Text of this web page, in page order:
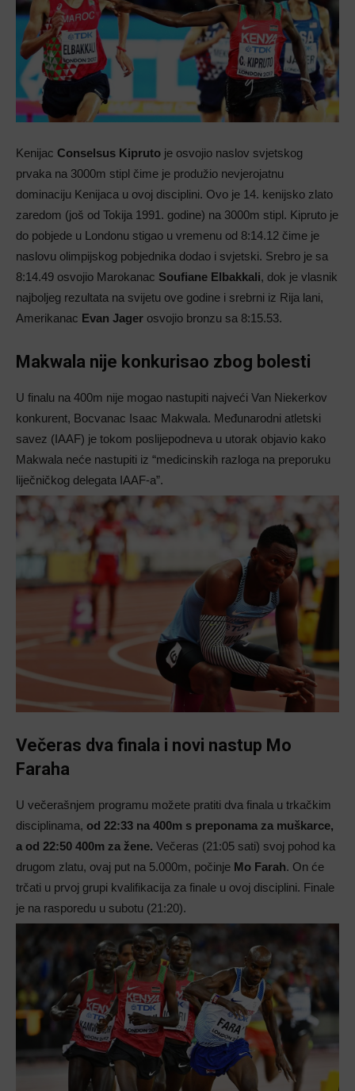
Kenijac Conselsus Kipruto je osvojio naslov svjetskog
prvaka na 3000m stipl čime je produžio nevjerojatnu
dominaciju Kenijaca u ovoj disciplini. Ovo je 14. kenijsko zlato
zaredom (još od Tokija 1991. godine) na 3000m stipl. Kipruto je
do pobjede u Londonu stigao u vremenu od 8:14.12 čime je
naslovu olimpijskog pobjednika dodao i svjetski. Srebro je sa
8:14.49 osvojio Marokanac Soufiane Elbakkali, dok je vlasnik
najboljeg rezultata na svijetu ove godine i srebrni iz Rija lani,
Amerikanac Evan Jager osvojio bronzu sa 8:15.53.
Makwala nije konkurisao zbog bolesti
U finalu na 400m nije mogao nastupiti najveći Van Niekerkov
konkurent, Bocvanac Isaac Makwala. Međunarodni atletski
savez (IAAF) je tokom poslijepodneva u utorak objavio kako
Makwala neće nastupiti iz “medicinskih razloga na preporuku
liječničkog delegata IAAF-a”.
Večeras dva finala i novi nastup Mo
Faraha
U večerašnjem programu možete pratiti dva finala u trkačkim
disciplinama, od 22:33 na 400m s preponama za muškarce,
a od 22:50 400m za žene. Večeras (21:05 sati) svoj pohod ka
drugom zlatu, ovaj put na 5.000m, počinje Mo Farah. On će
trčati u prvoj grupi kvalifikacija za finale u ovoj disciplini. Finale
je na rasporedu u subotu (21:20).